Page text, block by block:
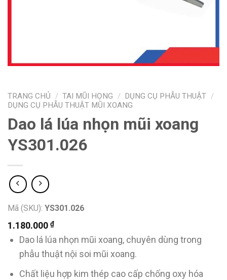
TRANG CHỦ / TAI MŨI HỌNG / DỤNG CỤ PHẪU THUẬT /
DỤNG CỤ PHẪU THUẬT MŨI XOANG
Dao lá lúa nhọn mũi xoang
YS301.026
Mã (SKU): YS301.026
1.180.000 ₫
Dao lá lúa nhọn mũi xoang, chuyên dùng trong
phẫu thuật nội soi mũi xoang.
Chất liệu hợp kim thép cao cấp chống oxy hóa